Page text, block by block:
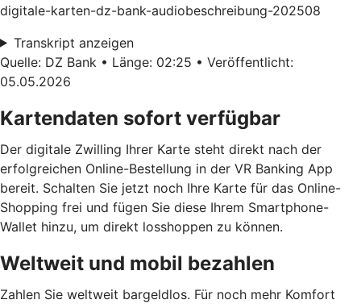
digitale-karten-dz-bank-audiobeschreibung-202508
Transkript anzeigen
Quelle: DZ Bank • Länge: 02:25 • Veröffentlicht:
05.05.2026
Kartendaten sofort verfügbar
Der digitale Zwilling Ihrer Karte steht direkt nach der
erfolgreichen Online-Bestellung in der VR Banking App
bereit. Schalten Sie jetzt noch Ihre Karte für das Online-
Shopping frei und fügen Sie diese Ihrem Smartphone-
Wallet hinzu, um direkt losshoppen zu können.
Weltweit und mobil bezahlen
Zahlen Sie weltweit bargeldlos. Für noch mehr Komfort